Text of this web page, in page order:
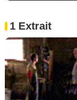
1 Extrait